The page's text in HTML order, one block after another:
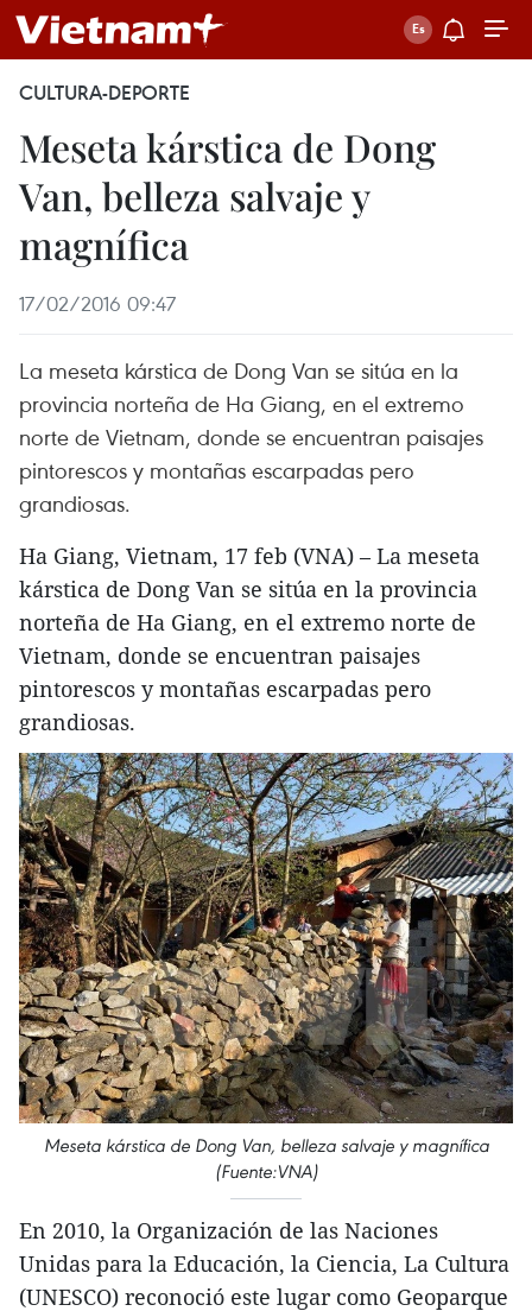
CULTURA-DEPORTE
Meseta kárstica de Dong
Van, belleza salvaje y
magnífica
17/02/2016 09:47
La meseta kárstica de Dong Van se sitúa en la
provincia norteña de Ha Giang, en el extremo
norte de Vietnam, donde se encuentran paisajes
pintorescos y montañas escarpadas pero
grandiosas.
Ha Giang, Vietnam, 17 feb (VNA) – La meseta
kárstica de Dong Van se sitúa en la provincia
norteña de Ha Giang, en el extremo norte de
Vietnam, donde se encuentran paisajes
pintorescos y montañas escarpadas pero
grandiosas.
Meseta kárstica de Dong Van, belleza salvaje y magnífica
(Fuente:VNA)
En 2010, la Organización de las Naciones
Unidas para la Educación, la Ciencia, La Cultura
(UNESCO) reconoció este lugar como Geoparque